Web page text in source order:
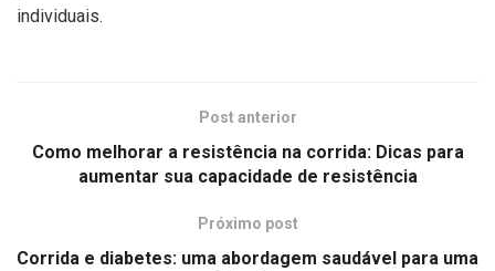
individuais.
Post anterior
Como melhorar a resistência na corrida: Dicas para
aumentar sua capacidade de resistência
Próximo post
Corrida e diabetes: uma abordagem saudável para uma